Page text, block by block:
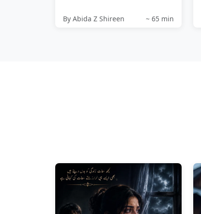
By Abida Z Shireen ~ 65 min